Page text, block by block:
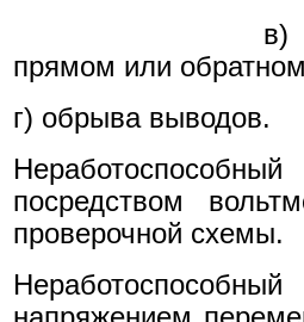
в)
прямом или
г) обрыва выводов.
посредством
проверочной схемы.